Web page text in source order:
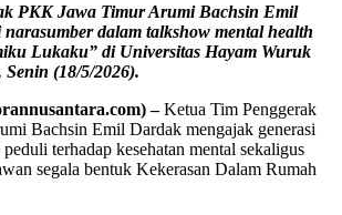
PKK Jawa Timur Arumi Bachsin Emil
dalam talkshow mental health
Lukaku” di Universitas Hayam Wuruk
Senin (18/5/2026).
–Ketua Tim Penggerak
Bachsin Emil Dardak mengajak generasi
terhadap kesehatan mental sekaligus
segala bentuk Kekerasan Dalam Rumah